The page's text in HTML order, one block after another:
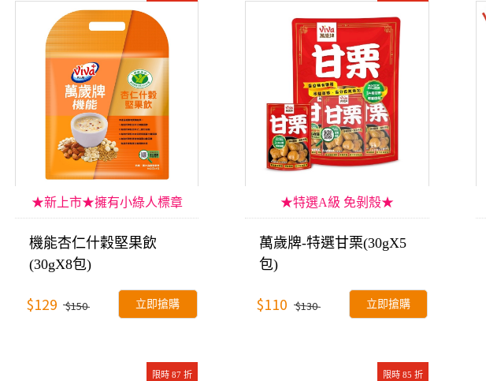
★新上市★擁有小綠人標章
機能杏仁什穀堅果飲
(30gX8包)
$129 $150 立即搶購
★特選A級 免剝殼★
萬歲牌-特選甘栗(30gX5
包)
$110 $130 立即搶購
限時 87 折 限時 85 折